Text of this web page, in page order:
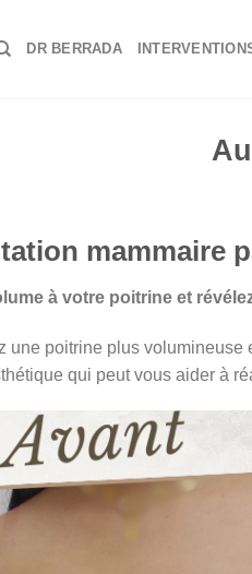
DR BERRADA
mammaire
à votre poitrine et
une poitrine plus volumineuse
qui peut vous aider à